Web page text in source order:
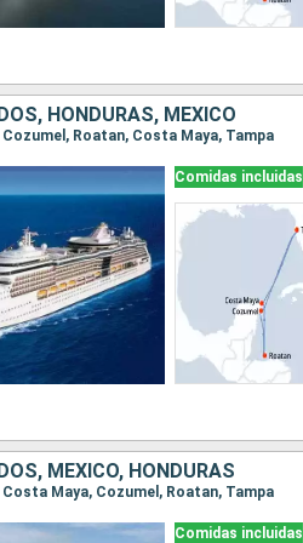
HONDURAS, MÉXICO
Cozumel, Roatan, Costa Maya, Tampa
Comidas incluidas
MÉXICO, HONDURAS
Costa Maya, Cozumel, Roatan, Tampa
Comidas incluidas